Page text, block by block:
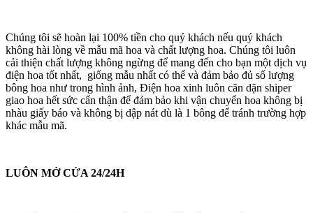
Chúng tôi sẽ hoàn lại 100% tiền cho quý khách nếu quý khách
không hài lòng về mẫu mã hoa và chất lượng hoa. Chúng tôi luôn
cải thiện chất lượng không ngừng để mang đến cho bạn một dịch vụ
điện hoa tốt nhất, giống mẫu nhất có thể và đảm bảo đủ số lượng
bông hoa như trong hình ảnh, Điện hoa xinh luôn căn dặn shiper
giao hoa hết sức cẩn thận để đảm bảo khi vận chuyển hoa không bị
nhàu giấy báo và không bị dập nát dù là 1 bông để tránh trường hợp
khác mẫu mã.
LUÔN MỞ CỬA 24/24H